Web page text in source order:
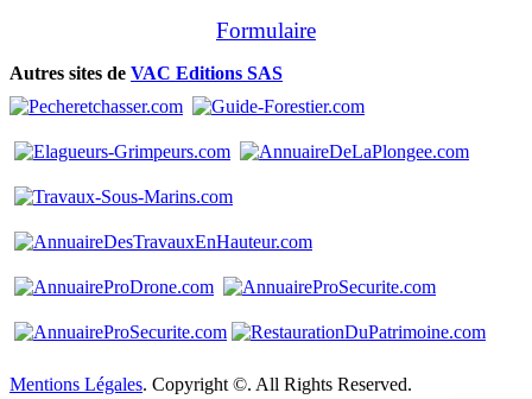
Formulaire
Autres sites de VAC Editions SAS
Mentions Légales. Copyright ©. All Rights Reserved.